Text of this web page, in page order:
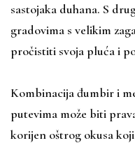
sastojaka duhana. S
gradovima s velikim
pročistiti svoja pluća i
Kombinacija đumbir i
putevima može biti
korijen oštrog okusa